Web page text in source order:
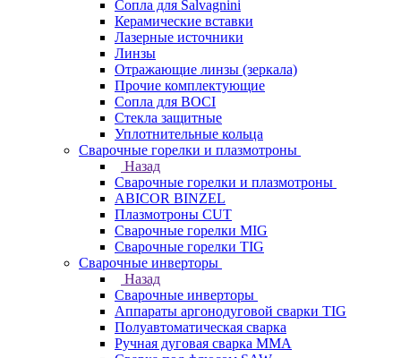
Сопла для Salvagnini
Керамические вставки
Лазерные источники
Линзы
Отражающие линзы (зеркала)
Прочие комплектующие
Сопла для BOCI
Стекла защитные
Уплотнительные кольца
Сварочные горелки и плазмотроны
Назад
Сварочные горелки и плазмотроны
ABICOR BINZEL
Плазмотроны CUT
Сварочные горелки MIG
Сварочные горелки TIG
Сварочные инверторы
Назад
Сварочные инверторы
Аппараты аргонодуговой сварки TIG
Полуавтоматическая сварка
Ручная дуговая сварка MMA